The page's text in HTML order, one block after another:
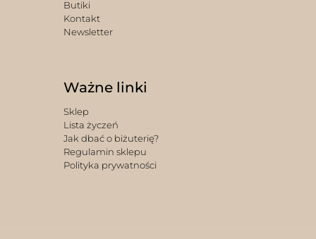
Butiki
Kontakt
Newsletter
Ważne linki
Sklep
Lista życzeń
Jak dbać o biżuterię?
Regulamin sklepu
Polityka prywatności